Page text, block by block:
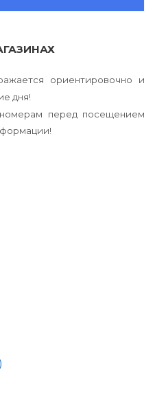
ориентировочно и
дня!
перед посещением